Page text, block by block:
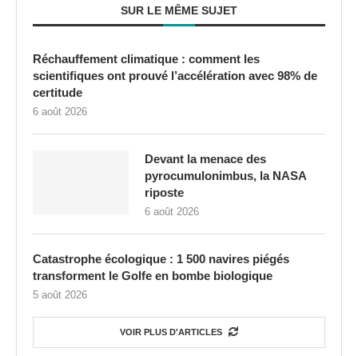
SUR LE MÊME SUJET
Réchauffement climatique : comment les
scientifiques ont prouvé l’accélération avec 98% de
certitude
6 août 2026
Devant la menace des
pyrocumulonimbus, la NASA
riposte
6 août 2026
Catastrophe écologique : 1 500 navires piégés
transforment le Golfe en bombe biologique
5 août 2026
VOIR PLUS D'ARTICLES